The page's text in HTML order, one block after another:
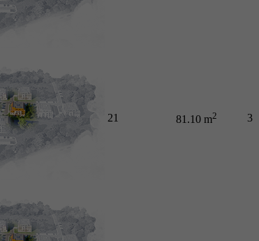
21 81.10 m2 3